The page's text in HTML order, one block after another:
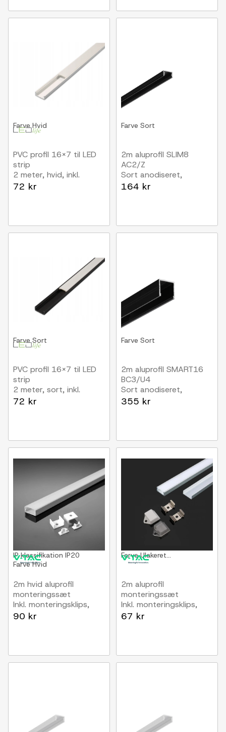
FarveHvid
PVC profil 16x7 til LED
strip
2 meter, hvid, inkl.
mælkehvidt cover
72 kr
Farve Sort
2m aluprofil SLIM8
AC2/Z
Sort anodiseret,
påbygning, LED skinne
164 kr
FarveSort
PVC profil 16x7 til LED
strip
2 meter, sort, inkl.
mælkehvidt cover
72 kr
Farve Sort
2m aluprofil SMART16
BC3/U4
Sort anodiseret,
påbygning, LED skinne
355 kr
IP klassifikation IP20
FarveHvid
2m hvid aluprofil
monteringssæt
Inkl. monteringsklips,
cover og endestykker,
90 kr
FarveUlakeret...
2m aluprofil
monteringssæt
Inkl. monteringsklips,
cover og endestykker,
67 kr